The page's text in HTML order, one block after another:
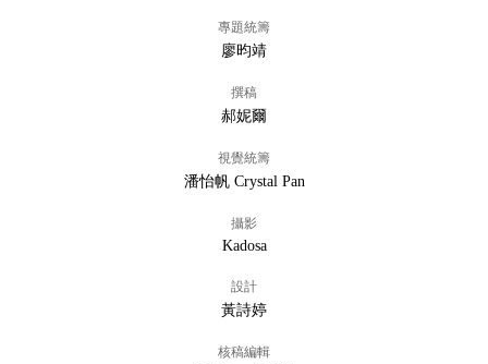
專題統籌
廖昀靖
撰稿
郝妮爾
視覺統籌
潘怡帆 Crystal Pan
攝影
Kadosa
設計
黃詩婷
核稿編輯